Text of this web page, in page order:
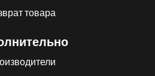
товара